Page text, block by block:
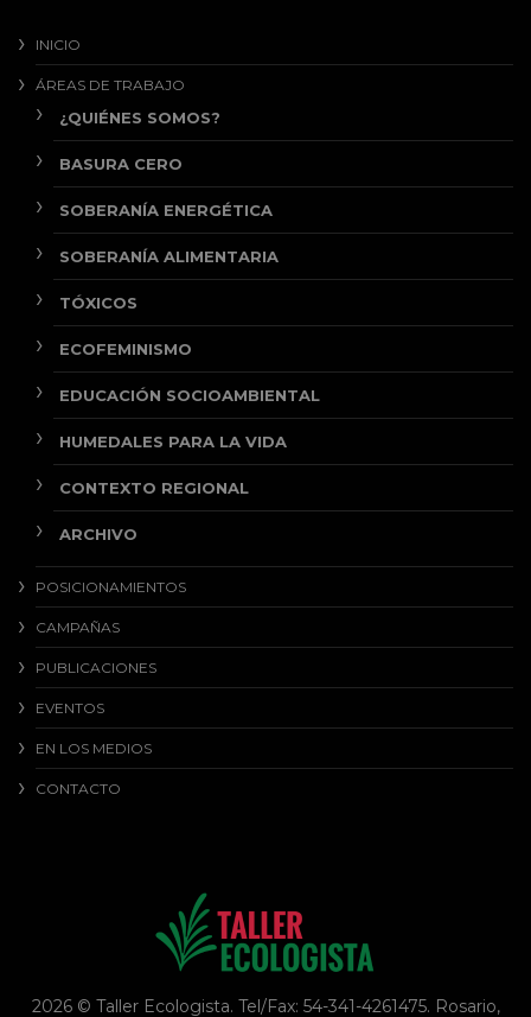
INICIO
ÁREAS DE TRABAJO
¿QUIÉNES SOMOS?
BASURA CERO
SOBERANÍA ENERGÉTICA
SOBERANÍA ALIMENTARIA
TÓXICOS
ECOFEMINISMO
EDUCACIÓN SOCIOAMBIENTAL
HUMEDALES PARA LA VIDA
CONTEXTO REGIONAL
ARCHIVO
POSICIONAMIENTOS
CAMPAÑAS
PUBLICACIONES
EVENTOS
EN LOS MEDIOS
CONTACTO
2026 © Taller Ecologista. Tel/Fax: 54-341-4261475. Rosario,